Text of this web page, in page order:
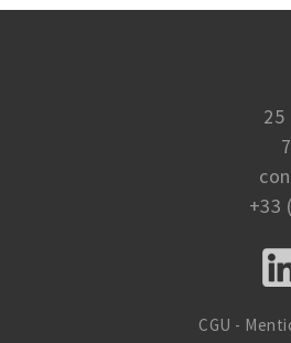
25
+33
CGU -